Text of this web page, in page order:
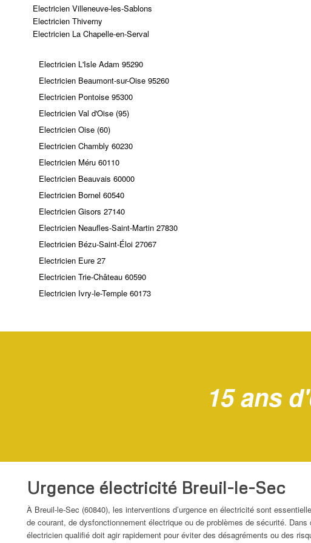
Electricien Villeneuve-les-Sablons
Electricien Thiverny
Electricien La Chapelle-en-Serval
Electricien L'Isle Adam 95290
Electricien Beaumont-sur-Oise 95260
Electricien Pontoise 95300
Electricien Val d'Oise (95)
Electricien Oise (60)
Electricien Chambly 60230
Electricien Méru 60110
Electricien Beauvais 60000
Electricien Bornel 60540
Electricien Gisors 27140
Electricien Neaufles-Saint-Martin 27830
Electricien Bézu-Saint-Éloi 27067
Electricien Eure 27
Electricien Trie-Château 60590
Electricien Ivry-le-Temple 60173
15 ans
Urgence électricité Breuil-le-Sec
À Breuil-le-Sec (60840), les interventions d’urgence en électricité sont
de courant, de dysfonctionnement électrique ou de problèmes de sécurité.
électricien qualifié doit agir rapidement pour éviter des désagréments ou des